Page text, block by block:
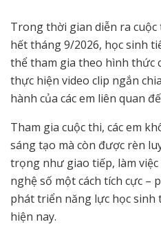
Trong thời gian diễn ra
hết tháng 9/2026, học sinh
thể tham gia theo hình thức
thực hiện video clip ngắn
hành của các em liên quan
Tham gia cuộc thi, các em
sáng tạo mà còn được rèn
trọng như giao tiếp, làm
nghệ số một cách tích cực
phát triển năng lực học sinh
hiện nay.